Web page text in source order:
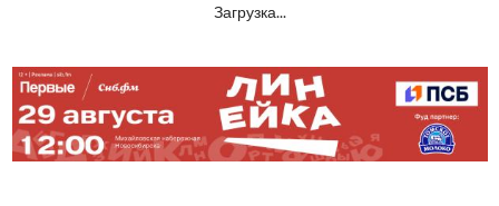
Загрузка...